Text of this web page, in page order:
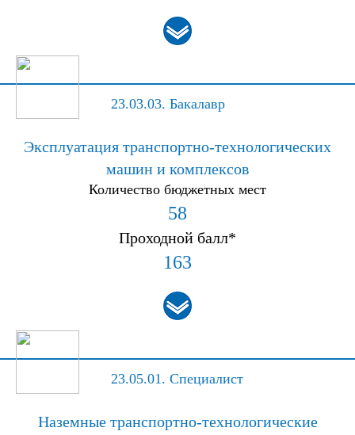
23.03.03. Бакалавр
Эксплуатация транспортно-технологических
машин и комплексов
Количество бюджетных мест
58
Проходной балл*
163
23.05.01. Специалист
Наземные транспортно-технологические